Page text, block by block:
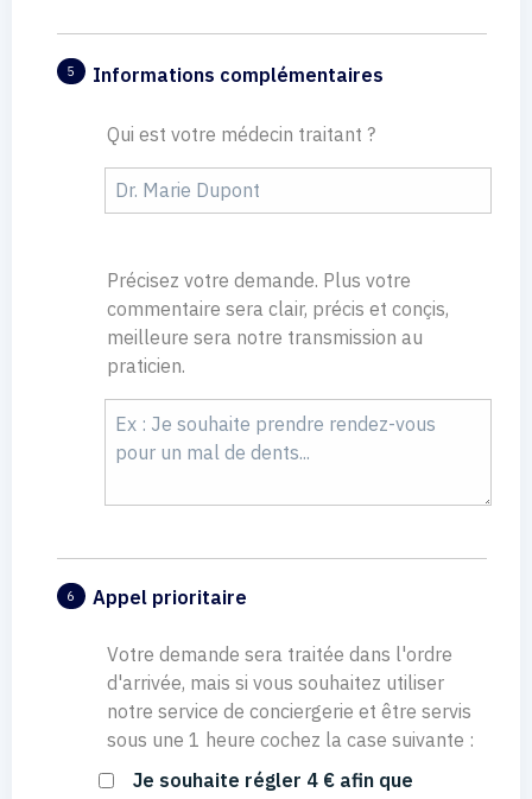
5 Informations complémentaires
Qui est votre médecin traitant ?
Précisez votre demande. Plus votre
commentaire sera clair, précis et conçis,
meilleure sera notre transmission au
praticien.
6 Appel prioritaire
Votre demande sera traitée dans l'ordre
d'arrivée, mais si vous souhaitez utiliser
notre service de conciergerie et être servis
sous une 1 heure cochez la case suivante :
Je souhaite régler 4 € afin que